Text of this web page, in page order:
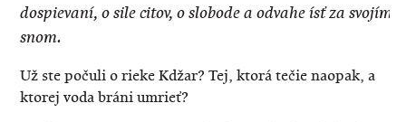
dospievaní, o sile citov, o slobode a odvahe ísť za svojím
snom.
Už ste počuli o rieke Kdžar? Tej, ktorá tečie naopak, a
ktorej voda bráni umrieť?